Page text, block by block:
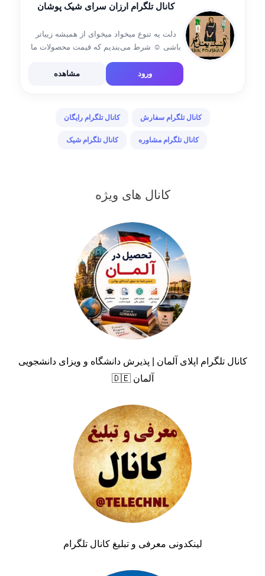
کانال تلگرام ارزان سرای شیک پوشان
دلت یه تنوع میخواد میخوای از همیشه زیباتر
باشی ☺️ شرط می‌بندیم که قیمت محصولات ما
است اگر این‌طور نباشد… یک محصول را که
انتخاب کرده‌اید به رایگان […]
ورود مشاهده
کانال تلگرام سفارش کانال تلگرام رایگان
کانال تلگرام مشاوره کانال تلگرام شیک
کانال های ویژه
کانال تلگرام اپلای آلمان | پذیرش دانشگاه و ویزای دانشجویی
آلمان 🇩🇪
لینکدونی معرفی و تبلیغ کانال تلگرام